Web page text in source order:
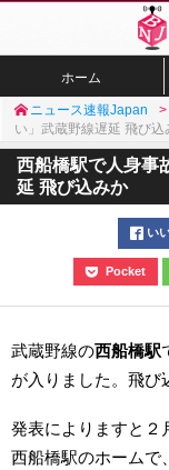
ホーム
ニュース速報Japan
い」武蔵野線遅延 飛び込
西船橋駅で人身事
延 飛び込みか
い
Pocket
武蔵野線の西船橋駅
が入りました。飛び
発表によりますと２
西船橋駅のホームで